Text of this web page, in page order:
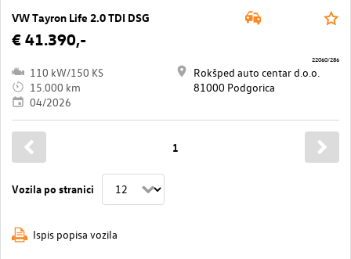
VW Tayron Life 2.0 TDI DSG
€ 41.390,-
110 kW/150 KS
15.000 km
04/2026
Rokšped auto centar d.o.o.
81000 Podgorica
22060/286
Vozila po stranici
1
Ispis popisa vozila